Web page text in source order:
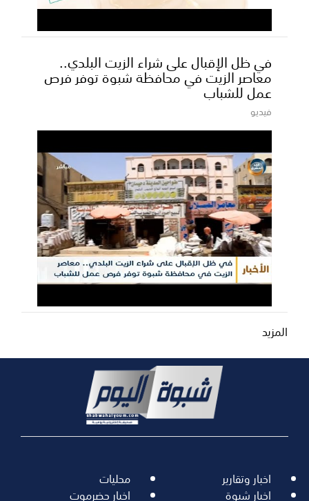
في ظل الإقبال على شراء الزيت البلدي..
معاصر الزيت في محافظة شبوة توفر فرص
عمل للشباب
فيديو
المزيد
اخبار وتقارير محليات
اخبار شبوة اخبار حضرموت